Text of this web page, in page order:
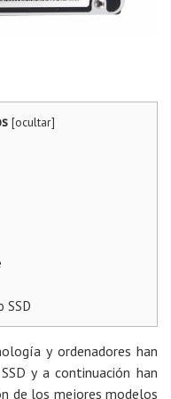
[ocultar]
SSD
y ordenadores han
y a continuación han
de los mejores modelos